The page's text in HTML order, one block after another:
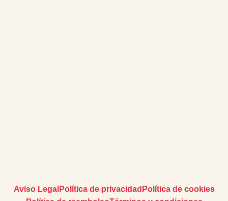
Aviso Legal Política de privacidad Política de cookies